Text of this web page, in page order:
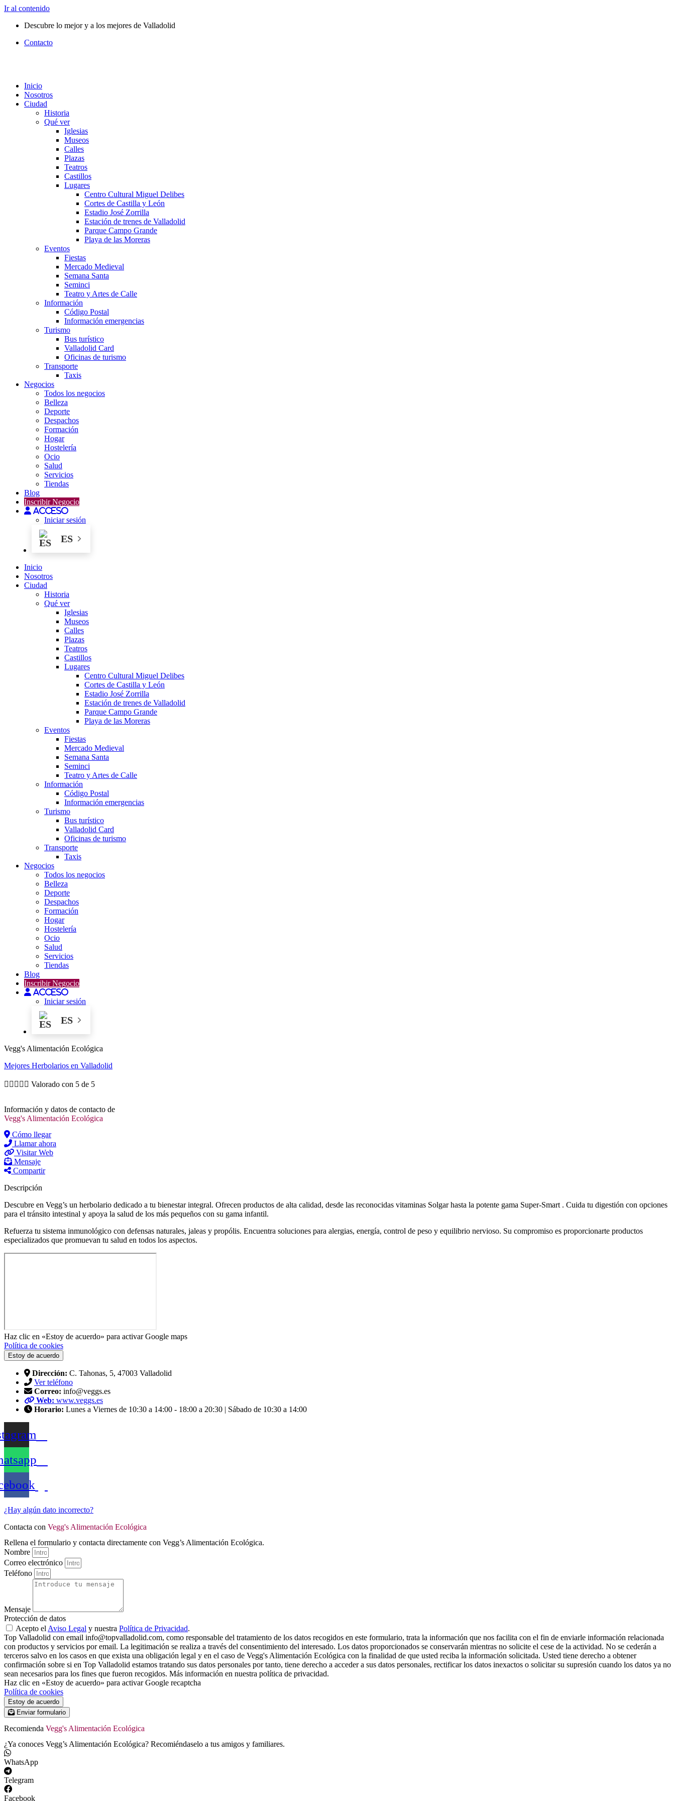
Ir al contenido
Descubre lo mejor y a los mejores de Valladolid
Contacto
Inicio
Nosotros
Ciudad
Historia
Qué ver
Iglesias
Museos
Calles
Plazas
Teatros
Castillos
Lugares
Centro Cultural Miguel Delibes
Cortes de Castilla y León
Estadio José Zorrilla
Estación de trenes de Valladolid
Parque Campo Grande
Playa de las Moreras
Eventos
Fiestas
Mercado Medieval
Semana Santa
Seminci
Teatro y Artes de Calle
Información
Código Postal
Información emergencias
Turismo
Bus turístico
Valladolid Card
Oficinas de turismo
Transporte
Taxis
Negocios
Todos los negocios
Belleza
Deporte
Despachos
Formación
Hogar
Hostelería
Ocio
Salud
Servicios
Tiendas
Blog
Inscribir Negocio
Acceso
Iniciar sesión
ES
Inicio
Nosotros
Ciudad
Historia
Qué ver
Iglesias
Museos
Calles
Plazas
Teatros
Castillos
Lugares
Centro Cultural Miguel Delibes
Cortes de Castilla y León
Estadio José Zorrilla
Estación de trenes de Valladolid
Parque Campo Grande
Playa de las Moreras
Eventos
Fiestas
Mercado Medieval
Semana Santa
Seminci
Teatro y Artes de Calle
Información
Código Postal
Información emergencias
Turismo
Bus turístico
Valladolid Card
Oficinas de turismo
Transporte
Taxis
Negocios
Todos los negocios
Belleza
Deporte
Despachos
Formación
Hogar
Hostelería
Ocio
Salud
Servicios
Tiendas
Blog
Inscribir Negocio
Acceso
Iniciar sesión
ES
Vegg's Alimentación Ecológica
Mejores Herbolarios en Valladolid
     Valorado con 5 de 5
Información y datos de contacto de
Vegg's Alimentación Ecológica
Cómo llegar
Llamar ahora
Visitar Web
Mensaje
Compartir
Descripción
Descubre en Vegg’s un herbolario dedicado a tu bienestar integral. Ofrecen productos de alta calidad, desde las reconocidas vitaminas Solgar hasta la potente gama Super-Smart . Cuida tu digestión con opciones
para el tránsito intestinal y apoya la salud de los más pequeños con su gama infantil.
Refuerza tu sistema inmunológico con defensas naturales, jaleas y propólis. Encuentra soluciones para alergias, energía, control de peso y equilibrio nervioso. Su compromiso es proporcionarte productos
especializados que promuevan tu salud en todos los aspectos.
Haz clic en «Estoy de acuerdo» para activar Google maps
Política de cookies
Estoy de acuerdo
Dirección: C. Tahonas, 5, 47003 Valladolid
Ver teléfono
Correo: info@veggs.es
Web: www.veggs.es
Horario: Lunes a Viernes de 10:30 a 14:00 - 18:00 a 20:30 | Sábado de 10:30 a 14:00
¿Hay algún dato incorrecto?
Contacta con Vegg's Alimentación Ecológica
Rellena el formulario y contacta directamente con Vegg’s Alimentación Ecológica.
Nombre
Correo electrónico
Teléfono
Mensaje
Protección de datos
Acepto el Aviso Legal y nuestra Política de Privacidad.
Top Valladolid con email info@topvalladolid.com, como responsable del tratamiento de los datos recogidos en este formulario, trata la información que nos facilita con el fin de enviarle información relacionada
con productos y servicios por email. La legitimación se realiza a través del consentimiento del interesado. Los datos proporcionados se conservarán mientras no solicite el cese de la actividad. No se cederán a
terceros salvo en los casos en que exista una obligación legal y en el caso de Vegg's Alimentación Ecológica con la finalidad de que usted reciba la información solicitada. Usted tiene derecho a obtener
confirmación sobre si en Top Valladolid estamos tratando sus datos personales por tanto, tiene derecho a acceder a sus datos personales, rectificar los datos inexactos o solicitar su supresión cuando los datos ya no
sean necesarios para los fines que fueron recogidos. Más información en nuestra política de privacidad.
Haz clic en «Estoy de acuerdo» para activar Google recaptcha
Política de cookies
Estoy de acuerdo
Enviar formulario
Recomienda Vegg's Alimentación Ecológica
¿Ya conoces Vegg’s Alimentación Ecológica? Recomiéndaselo a tus amigos y familiares.
WhatsApp
Telegram
Facebook